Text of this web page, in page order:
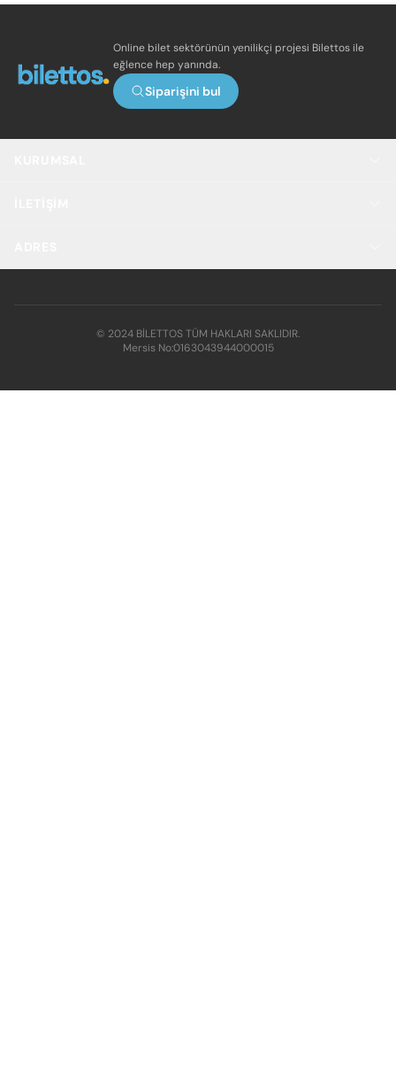
Online bilet sektörünün yenilikçi projesi Bilettos ile
eğlence hep yanında.
Siparişini bul
© 2024 BİLETTOS TÜM HAKLARI SAKLIDIR.
Mersis No:0163043944000015